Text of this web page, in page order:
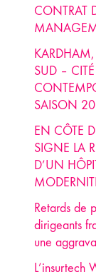
CONTRAT
SUD – CITÉ
SAISON
EN CÔTE
SIGNE LA
D’UN
Retards de
dirigeants
une
L’insurtech